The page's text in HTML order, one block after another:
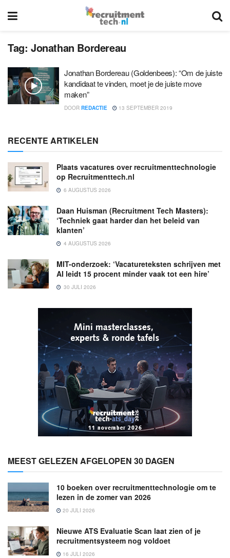
Tag: Jonathan Bordereau
Jonathan Bordereau (Goldenbees): “Om de juiste
kandidaat te vinden, moet je de juiste move
maken”
DOOR REDACTIE 13 SEPTEMBER 2019
RECENTE ARTIKELEN
Plaats vacatures over recruitmenttechnologie
op Recruitmenttech.nl
6 AUGUSTUS 2026
Daan Huisman (Recruitment Tech Masters):
‘Techniek gaat harder dan het beleid van
klanten’
4 AUGUSTUS 2026
MIT-onderzoek: ‘Vacatureteksten schrijven met
AI leidt 15 procent minder vaak tot een hire’
30 JULI 2026
MEEST GELEZEN AFGELOPEN 30 DAGEN
10 boeken over recruitmenttechnologie om te
lezen in de zomer van 2026
20 JULI 2026
Nieuwe ATS Evaluatie Scan laat zien of je
recruitmentsysteem nog voldoet
16 JULI 2026